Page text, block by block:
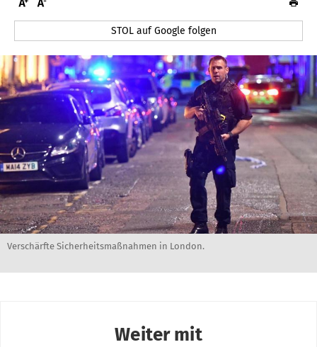
STOL auf Google folgen
Verschärfte Sicherheitsmaßnahmen in London.